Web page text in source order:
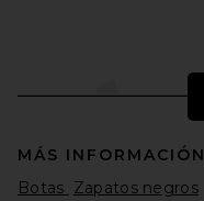
MÁS INFORMACIÓN
Botas Zapatos negros